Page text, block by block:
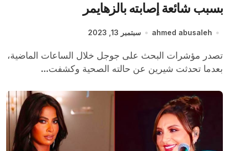
بسبب شائعة إصابته بالزهايمر
ahmed abusaleh سبتمبر 13, 2023
تصدر مؤشرات البحث على جوجل خلال الساعات الماضية،
بعدما تحدثت شيرين عن حالته الصحية وكشفت...